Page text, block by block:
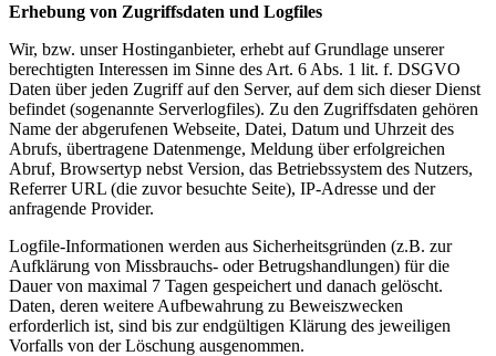
Erhebung von Zugriffsdaten und Logfiles
Wir, bzw. unser Hostinganbieter, erhebt auf Grundlage unserer
berechtigten Interessen im Sinne des Art. 6 Abs. 1 lit. f. DSGVO
Daten über jeden Zugriff auf den Server, auf dem sich dieser Dienst
befindet (sogenannte Serverlogfiles). Zu den Zugriffsdaten gehören
Name der abgerufenen Webseite, Datei, Datum und Uhrzeit des
Abrufs, übertragene Datenmenge, Meldung über erfolgreichen
Abruf, Browsertyp nebst Version, das Betriebssystem des Nutzers,
Referrer URL (die zuvor besuchte Seite), IP-Adresse und der
anfragende Provider.
Logfile-Informationen werden aus Sicherheitsgründen (z.B. zur
Aufklärung von Missbrauchs- oder Betrugshandlungen) für die
Dauer von maximal 7 Tagen gespeichert und danach gelöscht.
Daten, deren weitere Aufbewahrung zu Beweiszwecken
erforderlich ist, sind bis zur endgültigen Klärung des jeweiligen
Vorfalls von der Löschung ausgenommen.